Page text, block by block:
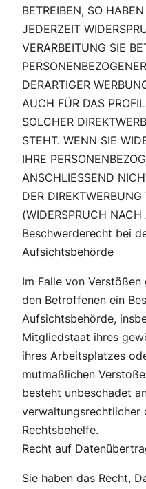
BETREIBEN, SO
JEDERZEIT
VERARBEITUNG SIE
DERARTIGER
AUCH FÜR DAS
SOLCHER
STEHT. WENN SIE
IHRE
ANSCHLIESSEND
DER
(WIDERSPRUCH
Beschwerderecht bei
Aufsichtsbehörde
Im Falle von Verstößen
den Betroffenen ein
Aufsichtsbehörde,
Mitgliedstaat ihres
ihres Arbeitsplatzes
mutmaßlichen
besteht unbeschadet
verwaltungsrechtlicher
Rechtsbehelfe.
Recht auf
Sie haben das Recht,